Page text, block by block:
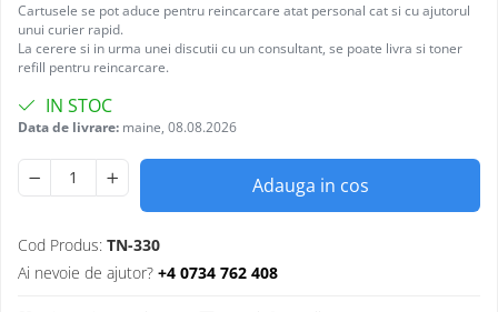
Cartusele se pot aduce pentru reincarcare atat personal cat si cu ajutorul
unui curier rapid.
La cerere si in urma unei discutii cu un consultant, se poate livra si toner
refill pentru reincarcare.
IN STOC
Data de livrare: maine, 08.08.2026
Adauga in cos
Cod Produs: TN-330
Ai nevoie de ajutor? +4 0734 762 408